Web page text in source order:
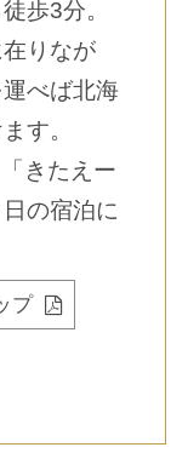
歩3分。
在りなが
べば北海
す。
きたえー
の宿泊に
プ